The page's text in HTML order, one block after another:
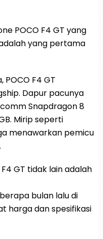
POCO F4 GT yang
yang pertama
F4 GT
Dapur pacunya
Snapdragon 8
Mirip seperti
menawarkan pemicu
GT tidak lain adalah
bulan lalu di
harga dan spesifikasi